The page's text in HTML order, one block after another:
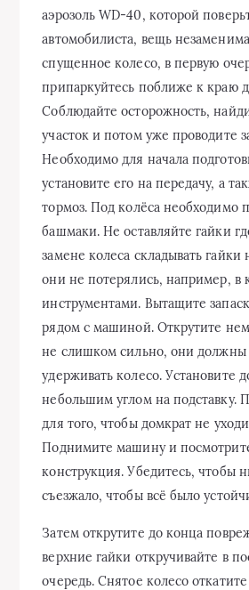
аэрозоль WD-40, которой
автомобилиста, вещь
спущенное колесо, в первую
припаркуйтесь поближе к краю
Соблюдайте осторожность,
участок и потом уже проводите
Необходимо для начала
установите его на передачу, а
тормоз. Под колёса необходимо
башмаки. Не оставляйте гайки
замене колеса складывать
они не потерялись, например, в
инструментами. Вытащите
рядом с машиной. Открутите
не слишком сильно, они должны
удерживать колесо. Установите
небольшим углом на подставку.
для того, чтобы домкрат не
Поднимите машину и
конструкция. Убедитесь, чтобы
съезжало, чтобы всё было
Затем открутите до конца
верхние гайки откручивайте в
очередь. Снятое колесо откатите